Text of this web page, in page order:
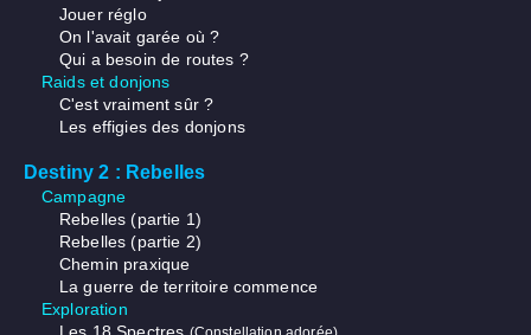
Jouer réglo
On l'avait garée où ?
Qui a besoin de routes ?
Raids et donjons
C'est vraiment sûr ?
Les effigies des donjons
Destiny 2 : Rebelles
Campagne
Rebelles (partie 1)
Rebelles (partie 2)
Chemin praxique
La guerre de territoire commence
Exploration